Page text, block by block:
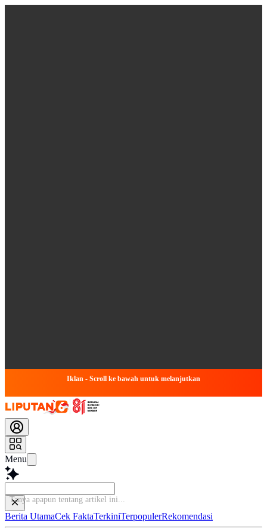
Iklan - Scroll ke bawah untuk melanjutkan
Menu
Tanya apapun tentang artikel
Berita UtamaCek FaktaTerkiniTerpopulerRekomendasi